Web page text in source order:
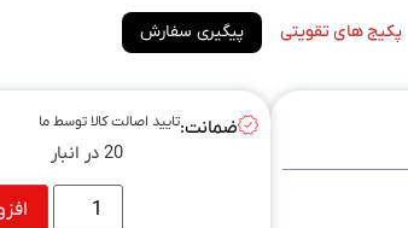
پکیج های تقویتی پیگیری سفارش
ضمانت:تایید اصالت کالا توسط ما
20 در انبار